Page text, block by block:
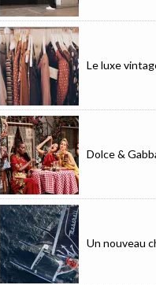
Le luxe
Dolce &
Un nouveau